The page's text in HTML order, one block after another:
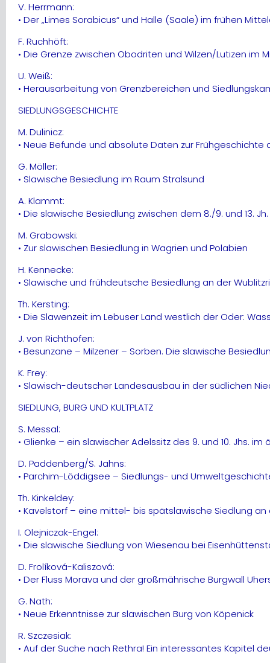
V. Herrmann:
• Der „Limes Sorabicus“ und Halle (Saale) im frühen
F. Ruchhöft:
• Die Grenze zwischen Obodriten und Wilzen/Lutizen im
U. Weiß:
• Herausarbeitung von Grenzbereichen und
SIEDLUNGSGESCHICHTE
M. Dulinicz:
• Neue Befunde und absolute Daten zur Frühgeschichte
G. Möller:
• Slawische Besiedlung im Raum Stralsund
A. Klammt:
• Die slawische Besiedlung zwischen dem 8./9. und 13.
M. Grabowski:
• Zur slawischen Besiedlung in Wagrien und Polabien
H. Kennecke:
• Slawische und frühdeutsche Besiedlung an der
Th. Kersting:
• Die Slawenzeit im Lebuser Land westlich der Oder:
J. von Richthofen:
• Besunzane – Milzener – Sorben. Die slawische
K. Frey:
• Slawisch-deutscher Landesausbau in der südlichen
SIEDLUNG, BURG UND KULTPLATZ
S. Messal:
• Glienke – ein slawischer Adelssitz des 9. und 10. Jhs.
D. Paddenberg/S. Jahns:
• Parchim-Löddigsee – Siedlungs- und
Th. Kinkeldey:
• Kavelstorf – eine mittel- bis spätslawische Siedlung an
I. Olejniczak-Engel:
• Die slawische Siedlung von Wiesenau bei
D. Frolíková-Kaliszová:
• Der Fluss Morava und der großmährische Burgwall
G. Nath:
• Neue Erkenntnisse zur slawischen Burg von Köpenick
R. Szczesiak:
• Auf der Suche nach Rethra! Ein interessantes Kapitel